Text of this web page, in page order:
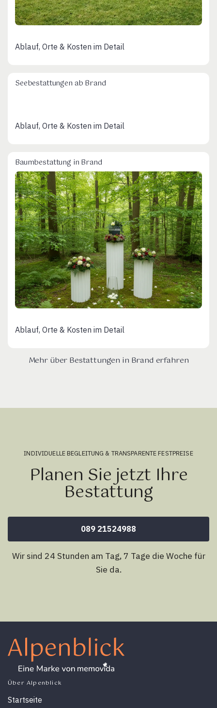
Ablauf, Orte & Kosten im Detail
Seebestattungen ab Brand
Ablauf, Orte & Kosten im Detail
Baumbestattung in Brand
Ablauf, Orte & Kosten im Detail
Mehr über Bestattungen in Brand erfahren
INDIVIDUELLE BEGLEITUNG & TRANSPARENTE FESTPREISE
Planen Sie jetzt Ihre
Bestattung
089 21524988
Wir sind 24 Stunden am Tag, 7 Tage die Woche für
Sie da.
Über Alpenblick
Startseite